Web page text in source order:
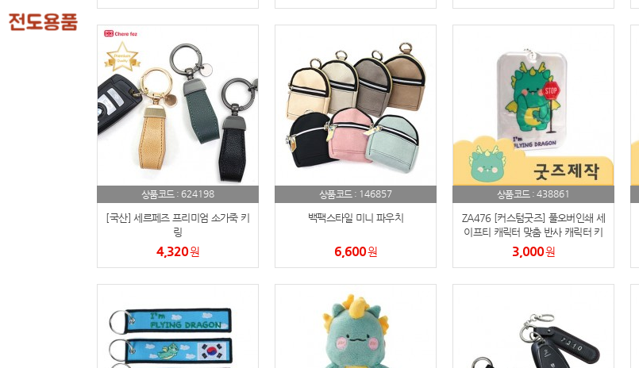
16 쿠션
17 AP-100050
노트
19 스테들러
20 구급
21 물티슈
23 손톱
24 손톱깍이
25 AP-100071
상품코드 : 624198
[국산] 세르페즈 프리미엄 소가죽 키
링
4,320원
상품코드 : 146857
백팩스타일 미니 파우치
6,600원
상품코드 : 438861
ZA476 [커스텀굿즈] 풀오버인쇄 세
이프티 캐릭터 맞춤 반사 캐릭터 키
링 (박스제작가능)
3,000원